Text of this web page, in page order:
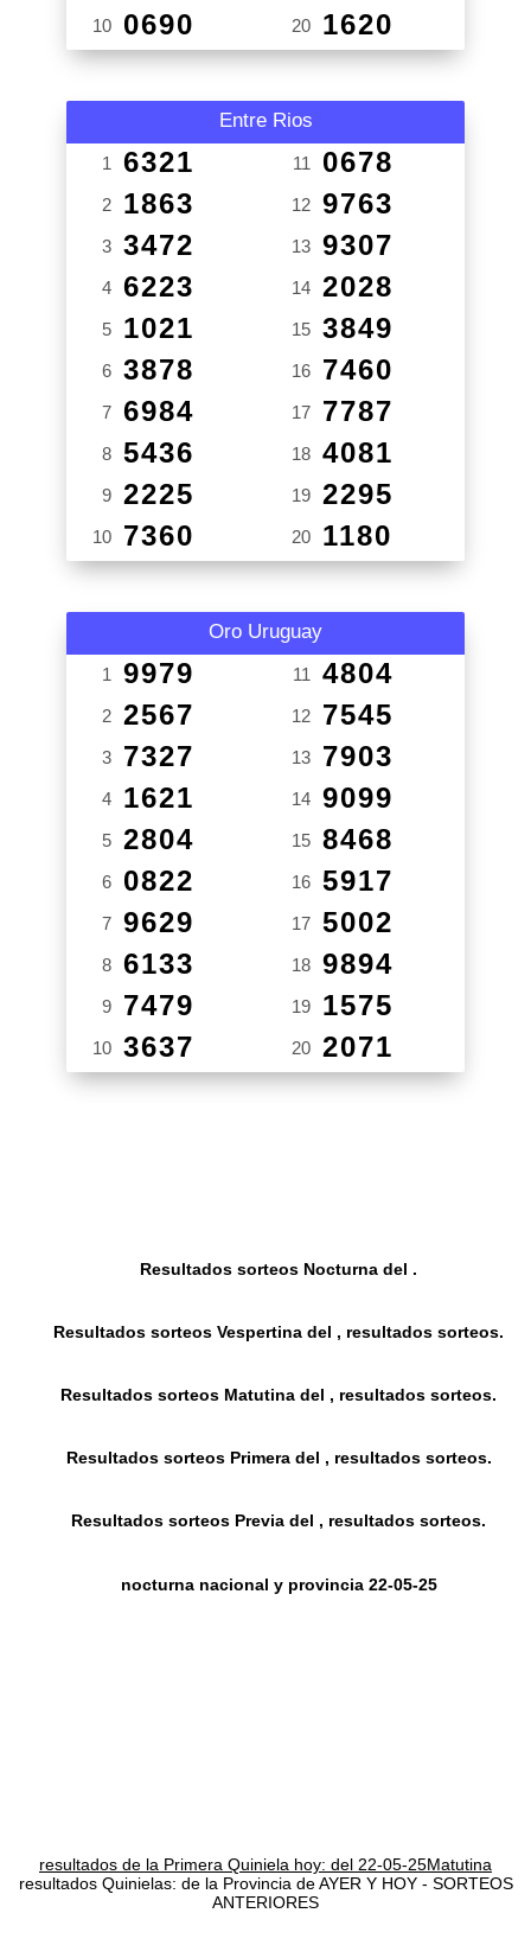
10 0690 20 1620
Entre Rios
1 6321
2 1863
3 3472
4 6223
5 1021
6 3878
7 6984
8 5436
9 2225
10 7360
11 0678
12 9763
13 9307
14 2028
15 3849
16 7460
17 7787
18 4081
19 2295
20 1180
Oro Uruguay
1 9979
2 2567
3 7327
4 1621
5 2804
6 0822
7 9629
8 6133
9 7479
10 3637
11 4804
12 7545
13 7903
14 9099
15 8468
16 5917
17 5002
18 9894
19 1575
20 2071
Resultados sorteos Nocturna del .
Resultados sorteos Vespertina del , resultados sorteos.
Resultados sorteos Matutina del , resultados sorteos.
Resultados sorteos Primera del , resultados sorteos.
Resultados sorteos Previa del , resultados sorteos.
nocturna nacional y provincia 22-05-25
resultados de la Primera Quiniela hoy: del 22-05-25Matutina
resultados Quinielas: de la Provincia de AYER Y HOY - SORTEOS
ANTERIORES